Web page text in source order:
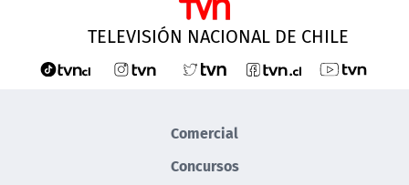
TELEVISIÓN NACIONAL DE CHILE
Comercial
Concursos